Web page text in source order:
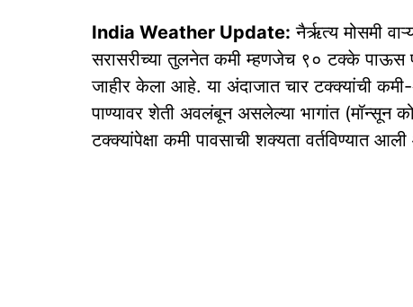
India Weather Update: नैर्ऋत्य मोसमी
सरासरीच्या तुलनेत कमी म्हणजेच ९० टक्के पाऊस
जाहीर केला आहे. या अंदाजात चार टक्क्यांची
पाण्यावर शेती अवलंबून असलेल्या भागांत (मॉन्सून
टक्क्यांपेक्षा कमी पावसाची शक्यता वर्तविण्यात